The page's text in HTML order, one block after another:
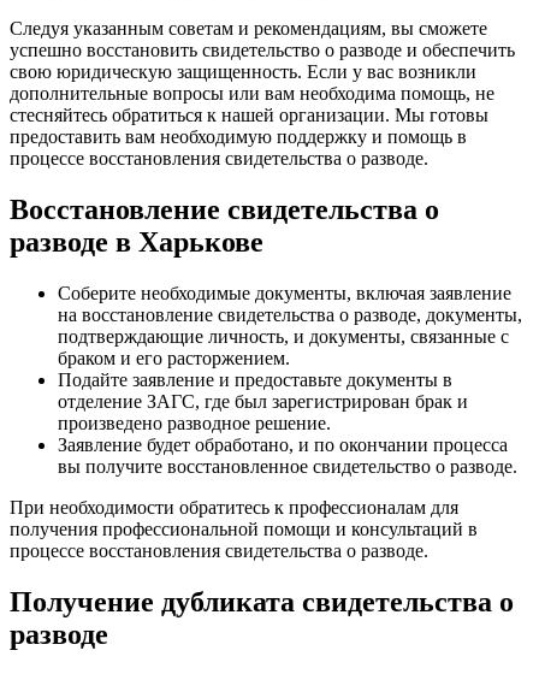
Следуя указанным советам и рекомендациям, вы сможете
успешно восстановить свидетельство о разводе и обеспечить
свою юридическую защищенность. Если у вас возникли
дополнительные вопросы или вам необходима помощь, не
стесняйтесь обратиться к нашей организации. Мы готовы
предоставить вам необходимую поддержку и помощь в
процессе восстановления свидетельства о разводе.
Восстановление свидетельства о
разводе в Харькове
Соберите необходимые документы, включая заявление
на восстановление свидетельства о разводе, документы,
подтверждающие личность, и документы, связанные с
браком и его расторжением.
Подайте заявление и предоставьте документы в
отделение ЗАГС, где был зарегистрирован брак и
произведено разводное решение.
Заявление будет обработано, и по окончании процесса
вы получите восстановленное свидетельство о разводе.
При необходимости обратитесь к профессионалам для
получения профессиональной помощи и консультаций в
процессе восстановления свидетельства о разводе.
Получение дубликата свидетельства о
разводе